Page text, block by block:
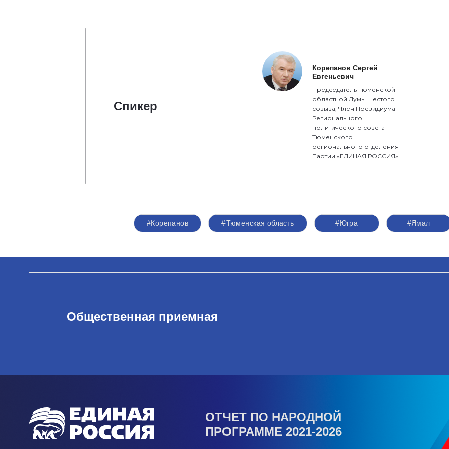
Спикер
Корепанов Сергей
Евгеньевич
Председатель Тюменской
областной Думы шестого
созыва, Член Президиума
Регионального
политического совета
Тюменского
регионального отделения
Партии «ЕДИНАЯ РОССИЯ»
#Корепанов #Тюменская область #Югра #Ямал
Общественная приемная
ОТЧЕТ ПО НАРОДНОЙ
ПРОГРАММЕ 2021-2026